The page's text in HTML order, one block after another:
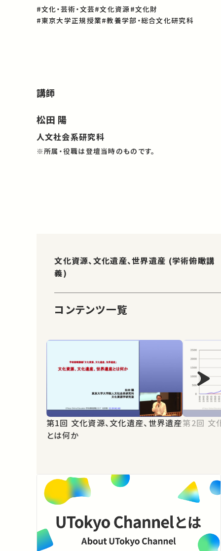
#文化・芸術・文芸#文化資源#文化財
#東京大学正規授業#教養学部・総合文化研究科
講師
松田 陽
人文社会系研究科
※所属・役職は登壇当時のものです。
文化資源、文化遺産、世界遺産 (学術俯瞰講
義)
コンテンツ一覧
第1回 文化資源、文化遺産、世界遺産
とは何か
第2